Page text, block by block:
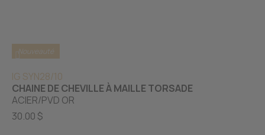
Nouveauté
IG SYN28/10
CHAINE DE CHEVILLE À MAILLE TORSADE
ACIER/PVD OR
30.00 $